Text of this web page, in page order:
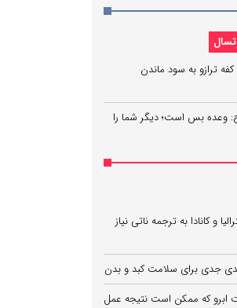
ترازو به سود ماندن
وعده بس است؛ دیگر شما را
و کانادا به ترجمه ناتی نیاز
جدی برای سلامت کبد و بدن
ابرو که ممکن است نتیجه عمل